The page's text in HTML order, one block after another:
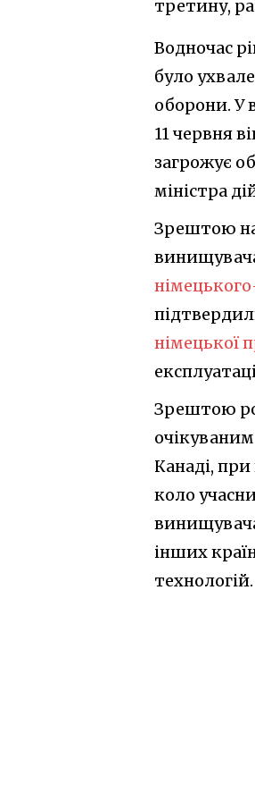
третину,
Водночас
було
оборони. У
11 червня
загрожує
міністра
Зрештою
німецької
Зрештою
Канаді,
коло
інших
технологій.